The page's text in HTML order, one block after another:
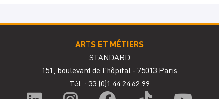
ARTS ET MÉTIERS
STANDARD
151, boulevard de l'hôpital - 75013 Paris
Tél. : 33 (0)1 44 24 62 99